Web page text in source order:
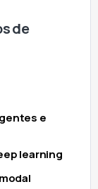
de
e
learning